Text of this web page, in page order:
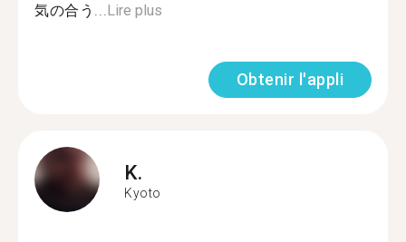
気の合う... Lire plus
Obtenir l'appli
K.
Kyoto